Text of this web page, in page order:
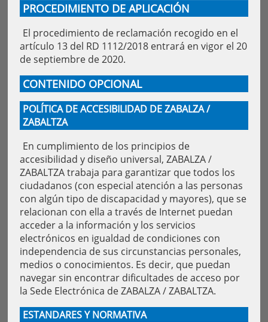
PROCEDIMIENTO DE APLICACIÓN
El procedimiento de reclamación recogido en el
artículo 13 del RD 1112/2018 entrará en vigor el 20
de septiembre de 2020.
CONTENIDO OPCIONAL
POLÍTICA DE ACCESIBILIDAD DE ZABALZA /
ZABALTZA
En cumplimiento de los principios de
accesibilidad y diseño universal, ZABALZA /
ZABALTZA trabaja para garantizar que todos los
ciudadanos (con especial atención a las personas
con algún tipo de discapacidad y mayores), que se
relacionan con ella a través de Internet puedan
acceder a la información y los servicios
electrónicos en igualdad de condiciones con
independencia de sus circunstancias personales,
medios o conocimientos. Es decir, que puedan
navegar sin encontrar dificultades de acceso por
la Sede Electrónica de ZABALZA / ZABALTZA.
ESTANDARES Y NORMATIVA